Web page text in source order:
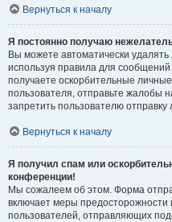
Вернуться к началу
Я постоянно получаю
Вы можете автоматически
используя правила для
получаете оскорбительные
пользователя, отправьте жалобы
запретить пользователю
Вернуться к началу
Я получил спам или
конференции!
Мы сожалеем об этом. Форма
включает меры предосторожности
пользователей, отправляющих